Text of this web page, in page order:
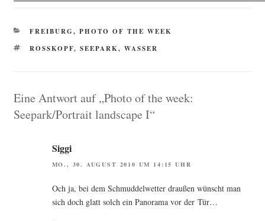
KATEGORIEN
FREIBURG, PHOTO OF THE WEEK
SCHLAGWÖRTER
ROSSKOPF , SEEPARK, WASSER
Eine Antwort auf „Photo of the week:
Seepark/Portrait landscape I“
Siggi
MO., 30. AUGUST 2010 UM 14:15 UHR
Och ja, bei dem Schmud­del­wet­ter drau­ßen wünscht man
sich doch glatt solch ein Pan­ora­ma vor der Tür…